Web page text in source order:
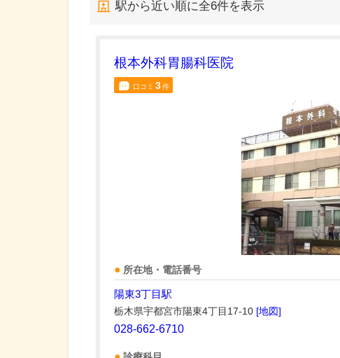
駅から近い順に全6件を表示
根本外科胃腸科医院
口コミ 3件
所在地・電話番号
陽東3丁目駅
栃木県宇都宮市陽東4丁目17-10 [地図]
028-662-6710